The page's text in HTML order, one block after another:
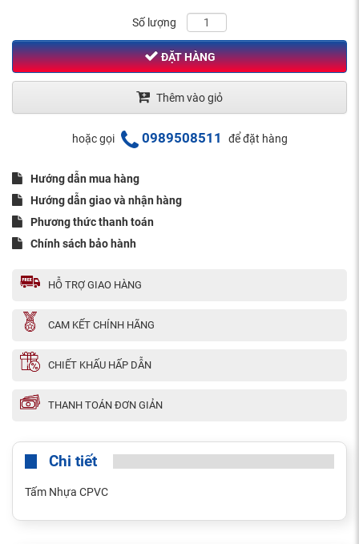
Số lượng
ĐẶT HÀNG
Thêm vào giỏ
hoặc gọi 0989508511 để đặt hàng
Hướng dẫn mua hàng
Hướng dẫn giao và nhận hàng
Phương thức thanh toán
Chính sách bảo hành
HỖ TRỢ GIAO HÀNG
CAM KẾT CHÍNH HÃNG
CHIẾT KHẤU HẤP DẪN
THANH TOÁN ĐƠN GIẢN
Chi tiết
Tấm Nhựa CPVC